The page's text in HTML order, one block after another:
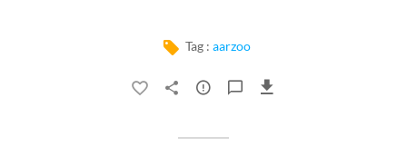
Tag : aarzoo